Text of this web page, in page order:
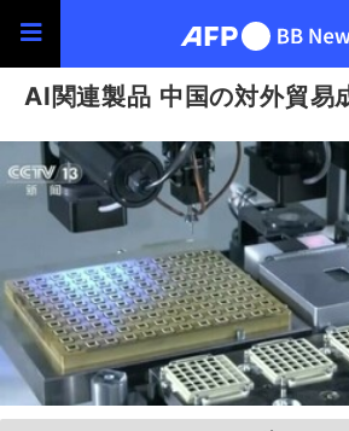
AI関連製品 中国の対外貿易